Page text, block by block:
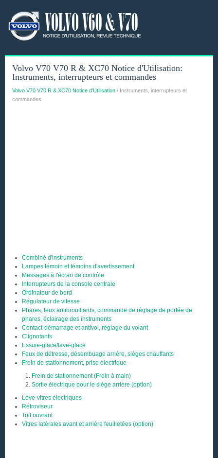
Volvo V70 V70 R & XC70 Notice d'Utilisation:
Instruments, interrupteurs et commandes
Volvo V70 V70 R & XC70 Notice d'Utilisation / Instruments, interrupteurs et
commandes
Combiné d'instruments
Lampes témoin et témoins d'avertissement
Messages à l'écran de contrôle
Interrupteurs de la console centrale
Ordinateur de bord
Régulateur de vitesse
Phares, feux antibrouillards, commande de réglage de portée de
phares, éclairage des instruments
Contact-démarrage et antivol, réglage du volant
Clignotants
Essuie-glace/lave-glace
Feux de détresse, désembuage arrière, sièges chauffants
Frein de stationnement, prise électrique
Frein de stationnement (Frein à main)
Sortie électrique pour le siège arrière (option)
Lève-vitres électriques
Rétroviseur
Toit ouvrant
Vitres latérales avant et arrière feuilletées (option)